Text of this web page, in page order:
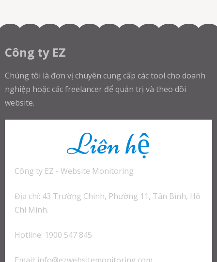
Công ty EZ
Chúng tôi là đơn vị chuyên cung cấp các tool cho doanh
nghiệp hoặc các freelancer để quản trị và theo dõi
website.
Liên hệ
Công ty EZ - Website Monitoring
Địa chỉ: 43 Trường Chinh, Phường 11, Tân Bình, Hồ
Chí Minh.
Hotline: 1900 547 845